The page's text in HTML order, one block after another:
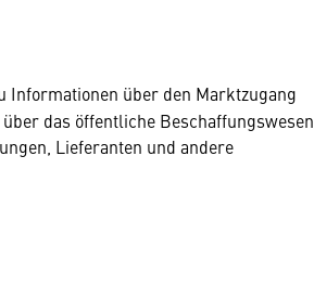
Informationen über den Marktzugang
das öffentliche Beschaffungswesen
Lieferanten und andere